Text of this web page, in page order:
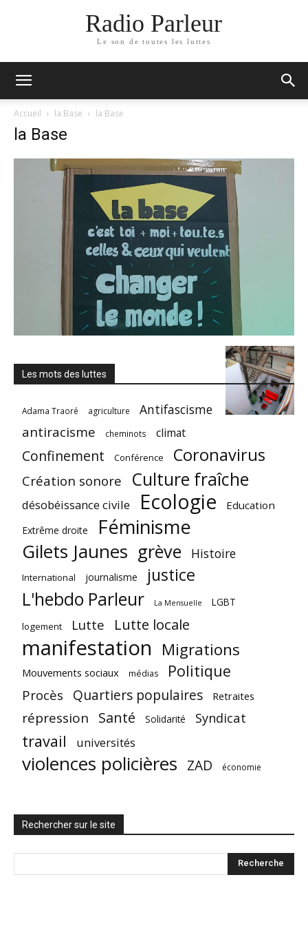
Radio Parleur
Le son de toutes les luttes
Accueil la Base la Base
la Base
Les mots des luttes
Adama Traoré agriculture Antifascisme
antiracisme cheminots climat
Confinement Conférence Coronavirus
Création sonore Culture fraîche
désobéissance civile Ecologie Education
Extrême droite Féminisme
Gilets Jaunes grève Histoire
International journalisme justice
L'hebdo Parleur La Mensuelle
LGBT
logement
Lutte Lutte locale
manifestation Migrations
Mouvements sociaux médias Politique
Procès Quartiers populaires Retraites
répression Santé Solidarité Syndicat
travail universités
violences policières ZAD économie
Rechercher sur le site